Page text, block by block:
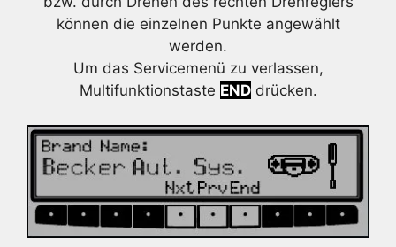
können die einzelnen Punkte angewählt
werden.
Um das Servicemenü zu verlassen,
Multifunktionstaste ENDdrücken.